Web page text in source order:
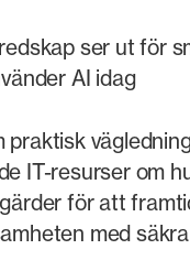
ser ut för
AI idag
praktisk
IT-resurser om
för att
med